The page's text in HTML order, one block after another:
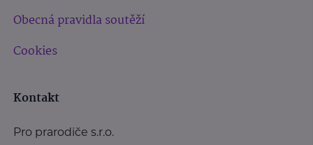
Obecná pravidla soutěží
Cookies
Kontakt
Pro prarodiče s.r.o.